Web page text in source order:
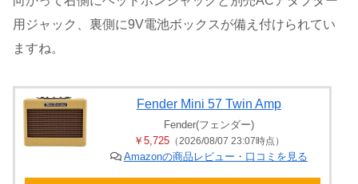
用ジャック、裏側に9V電池ボックスが備え付けられてい
ますね。
Fender Mini 57 Twin Amp
Fender(フェンダー)
￥5,725（2026/08/07 23:07時点）
Amazonの商品レビュー・口コミを見る